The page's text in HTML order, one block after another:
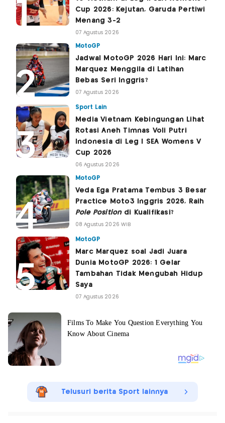
Cup 2026: Kejutan, Garuda Pertiwi
Menang 3-2
07 Agustus 2026
MotoGP
Jadwal MotoGP 2026 Hari Ini: Marc
Marquez Menggila di Latihan
Bebas Seri Inggris?
07 Agustus 2026
Sport Lain
Media Vietnam Kebingungan Lihat
Rotasi Aneh Timnas Voli Putri
Indonesia di Leg I SEA Womens V
Cup 2026
06 Agustus 2026
MotoGP
Veda Ega Pratama Tembus 3 Besar
Practice Moto3 Inggris 2026, Raih
Pole Positiondi Kualifikasi?
08 Agustus 2026 WIB
MotoGP
Marc Marquez soal Jadi Juara
Dunia MotoGP 2026: 1 Gelar
Tambahan Tidak Mengubah Hidup
Saya
07 Agustus 2026
Telusuri berita Sport lainnya